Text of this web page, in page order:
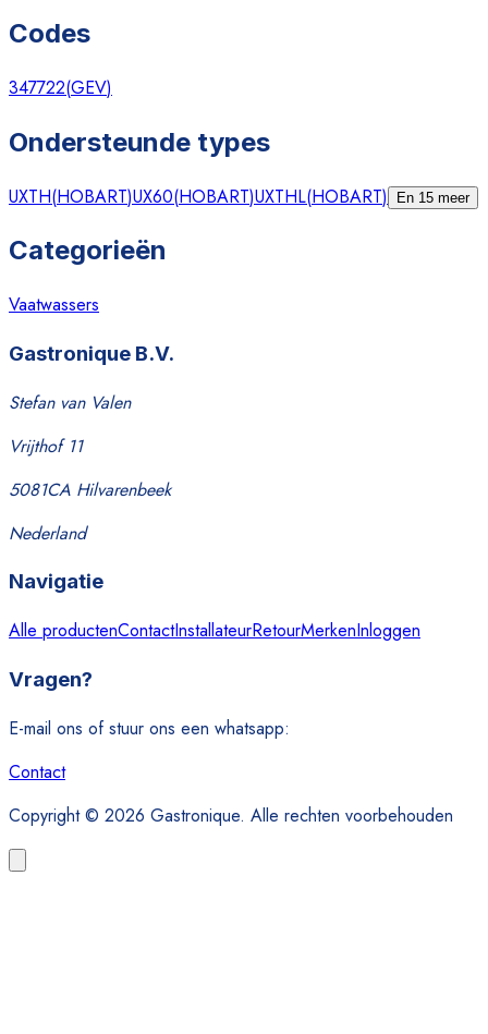
Codes
347722(GEV)
Ondersteunde types
UXTH(HOBART)UX60(HOBART)UXTHL(HOBART) En 15 meer
Categorieën
Vaatwassers
Gastronique B.V.
Stefan van Valen
Vrijthof 11
5081CA Hilvarenbeek
Nederland
Navigatie
Alle productenContactInstallateurRetourMerkenInloggen
Vragen?
E-mail ons of stuur ons een whatsapp:
Contact
Copyright © 2026 Gastronique. Alle rechten voorbehouden